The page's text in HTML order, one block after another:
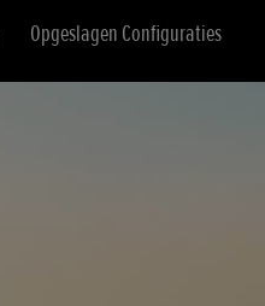
Opgeslagen Configuraties